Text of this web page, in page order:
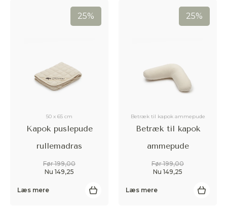
25%
50 x 65 cm
Kapok puslepude
rullemadras
Før 199,00
Nu 149,25
Læs mere
25%
Betræk til kapok ammepude
Betræk til kapok
ammepude
Før 199,00
Nu 149,25
Læs mere